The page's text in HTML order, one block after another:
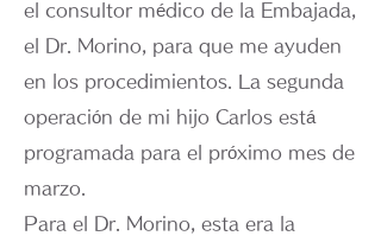
el consultor médico de la Embajada,
el Dr. Morino, para que me ayuden
en los procedimientos. La segunda
operación de mi hijo Carlos está
programada para el próximo mes de
marzo.
Para el Dr. Morino, esta era la